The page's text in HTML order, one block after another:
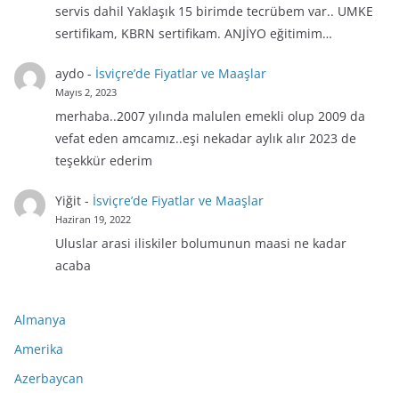
servis dahil Yaklaşık 15 birimde tecrübem var.. UMKE
sertifikam, KBRN sertifikam. ANJİYO eğitimim…
aydo- İsviçre’de Fiyatlar ve Maaşlar
Mayıs 2, 2023
merhaba..2007 yılında malulen emekli olup 2009 da
vefat eden amcamız..eşi nekadar aylık alır 2023 de
teşekkür ederim
Yiğit- İsviçre’de Fiyatlar ve Maaşlar
Haziran 19, 2022
Uluslar arasi iliskiler bolumunun maasi ne kadar
acaba
Almanya
Amerika
Azerbaycan